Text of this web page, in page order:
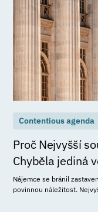
Contentious agenda
Proč Nejvyšší
Chyběla jediná
Nájemce se bránil
povinnou náležitost.